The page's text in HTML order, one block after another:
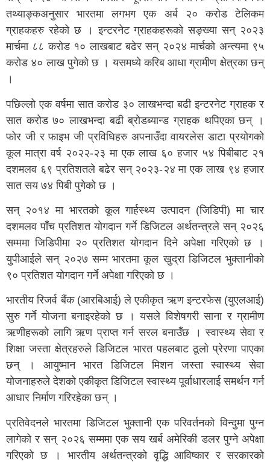
तथ्याङ्कअनुसार भारतमा लगभग एक अर्ब २० करोड टेलिकम
ग्राहकहरु रहेको छ । इन्टरनेट ग्राहकहरूको सङ्ख्या सन् २०२३
मार्चमा ८८ करोड १० लाखबाट बढेर सन् २०२४ मार्चको अन्त्यमा ९५
करोड ४० लाख पुगेको छ । यसमध्ये करिब आधा ग्रामीण क्षेत्रका छन्
।
पछिल्लो एक वर्षमा सात करोड ३० लाखभन्दा बढी इन्टरनेट ग्राहक र
सात करोड ७० लाखभन्दा बढी ब्रोडब्यान्ड ग्राहक थपिएका छन् ।
फोर जी र फाइभ जी प्रविधिहरु अपनाउँदा वायरलेस डाटा प्रयोगको
कूल मात्रा वर्ष २०२२-२३ मा एक लाख ६० हजार ५४ पिबीबाट २१
दशमलव ६९ प्रतिशतले बढेर सन् २०२३-२४ मा एक लाख ९४ हजार
सात सय ७४ पिबी पुगेको छ ।
सन् २०१४ मा भारतको कूल गार्हस्थ्य उत्पादन (जिडिपी) मा चार
दशमलव पाँच प्रतिशत योगदान गर्ने डिजिटल अर्थतन्त्रले सन् २०२६
सम्ममा जिडिपीमा २० प्रतिशत योगदान दिने अपेक्षा गरिएको छ ।
युपीआईले सन् २०२७ सम्म भारतमा कूल खुद्रा डिजिटल भुक्तानीको
९० प्रतिशत योगदान गर्ने अपेक्षा गरिएको छ ।
भारतीय रिजर्व बैंक (आरबिआई) ले एकीकृत ऋण इन्टरफेस (युएलआई)
सुरु गर्ने योजना बनाइरहेको छ । यसले विशेषगरी साना र ग्रामीण
ऋणीहरूको लागि ऋण प्राप्त गर्न सरल बनाउँछ । स्वास्थ्य सेवा र
शिक्षा जस्ता क्षेत्रहरुले डिजिटल भारत पहलबाट ठूलो प्रेरणा पाएका
छन् । आयुष्मान भारत डिजिटल मिशन जस्ता स्वास्थ्य सेवा
योजनाहरुले देशको एकीकृत डिजिटल स्वास्थ्य पूर्वाधारलाई समर्थन गर्न
आधार निर्माण गरिरहेका छन् ।
प्रतिवेदनले भारतमा डिजिटल भुक्तानी एक परिवर्तनको विन्दुमा पुग्न
लागेको र सन् २०२६ सम्ममा एक सय खर्ब अमेरिकी डलर पुग्ने अपेक्षा
गरिएको छ । भारतीय अर्थतन्त्रको वृद्धि आविष्कार र सरकारको